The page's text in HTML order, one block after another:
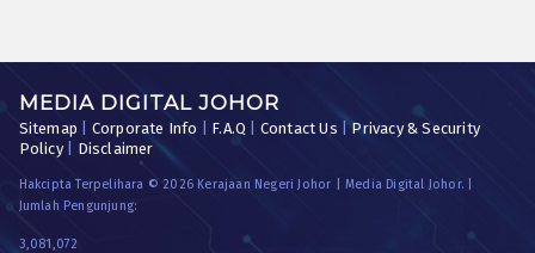
MEDIA DIGITAL JOHOR
Sitemap Corporate Info F.A.Q Contact Us |Privacy & Security
Policy| Disclaimer
Hakcipta Terpelihara © 2026 Kerajaan Negeri Johor | Media Digital Johor. |
Jumlah Pengunjung:
3,081,072